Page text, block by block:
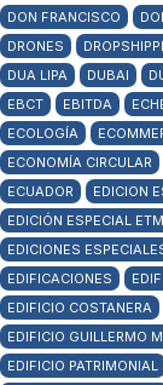
DON FRANCISCO
DRONES
DUA LIPA
DUBAI
EBCT
EBITDA
ECOLOGÍA
ECONOMÍA CIRCULAR
ECUADOR
EDICION
EDICIÓN ESPECIAL
EDICIONES
EDIFICACIONES
EDIFICIO COSTANERA
EDIFICIO GUILLERMO
EDIFICIO PATRIMONIAL